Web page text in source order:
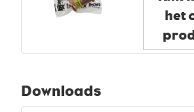
Per scatola
het
Downloads